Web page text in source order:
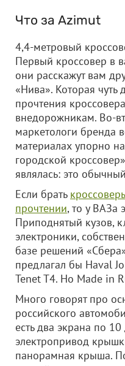
Что за Azimut
4,4-метровый
Первый кроссовер в
они расскажут вам
«Нива». Которая чуть
прочтения
внедорожникам. Во-
маркетологи бренда
материалах упорно
городской
являлась: это
Если брать
прочтении, то у ВАЗа
Приподнятый кузов,
электроники,
базе решений
предлагал бы Haval
Tenet T4. Но Made in
Много говорят про
российского
есть два экрана по
электропривод
панорамная крыша.